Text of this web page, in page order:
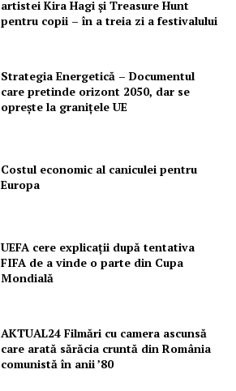
artistei Kira Hagi şi Treasure Hunt
pentru copii – în a treia zi a festivalului
Strategia Energetică – Documentul
care pretinde orizont 2050, dar se
oprește la granițele UE
Costul economic al caniculei pentru
Europa
UEFA cere explicații după tentativa
FIFA de a vinde o parte din Cupa
Mondială
AKTUAL24 Filmări cu camera ascunsă
care arată sărăcia cruntă din România
comunistă în anii ’80